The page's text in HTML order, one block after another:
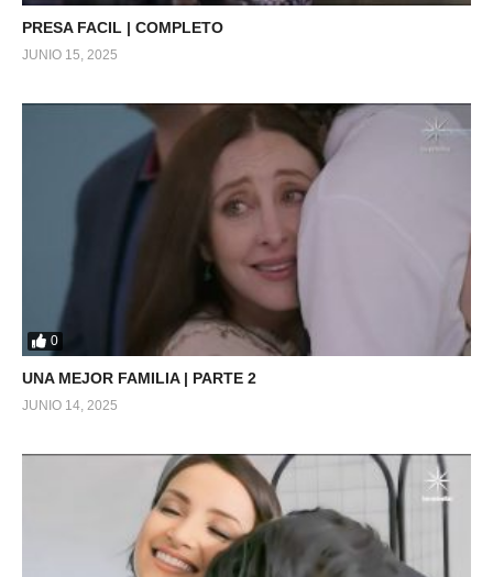
PRESA FACIL | COMPLETO
JUNIO 15, 2025
0
UNA MEJOR FAMILIA | PARTE 2
JUNIO 14, 2025